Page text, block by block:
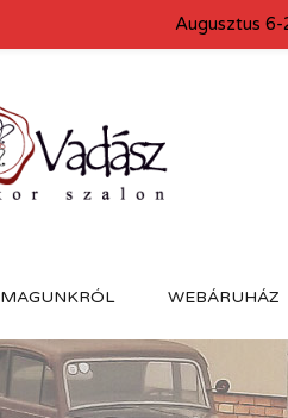
MAGUNKRÓL WEBÁRUHÁZ
Augusztus